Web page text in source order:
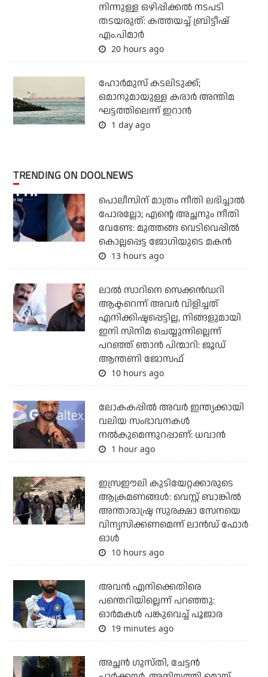
നിന്നുള്ള ഒഴിപ്പിക്കല്‍ നടപടി
തടയരുത്: കത്തയച്ച് ബ്രിട്ടീഷ്
എം.പിമാര്‍
20 hours ago
ഹോര്‍മുസ് കടലിടുക്ക്;
ഒമാനുമായുള്ള കരാര്‍ അന്തിമ
ഘട്ടത്തിലെന്ന് ഇറാന്‍
1 day ago
TRENDING ON DOOLNEWS
പൊലീസിന് മാത്രം നീതി ലഭിച്ചാല്‍
പോരല്ലോ; എന്റെ അച്ഛനും നീതി
വേണ്ടേ: മുത്തങ്ങ വെടിവെപ്പില്‍
കൊല്ലപ്പെട്ട ജോഗിയുടെ മകന്‍
13 hours ago
ലാല്‍ സാറിനെ സെക്കന്‍ഡറി
ആക്ടറെന്ന് അവര്‍ വിളിച്ചത്
എനിക്കിഷ്ടപ്പെട്ടില്ല, നിങ്ങളുമായി
ഇനി സിനിമ ചെയ്യുന്നില്ലെന്ന്
പറഞ്ഞ് ഞാന്‍ പിന്മാറി: ജൂഡ്
ആന്തണി ജോസഫ്
10 hours ago
ലോകകപ്പിൽ അവര്‍ ഇന്ത്യക്കായി
വലിയ സംഭാവനകള്‍
നല്‍കുമെന്നുറപ്പാണ്: ധവാന്‍
1 hour ago
ഇസ്രഈലി കുടിയേറ്റക്കാരുടെ
ആക്രമണങ്ങള്‍: വെസ്റ്റ് ബാങ്കില്‍
അന്താരാഷ്ട്ര സുരക്ഷാ സേനയെ
വിന്യസിക്കണമെന്ന് ലാന്‍ഡ് ഫോര്‍
ഓള്‍
10 hours ago
അവന്‍ എനിക്കെതിരെ
പന്തെറിയില്ലെന്ന് പറഞ്ഞു:
ഓര്‍മകള്‍ പങ്കുവെച്ച് പൂജാര
19 minutes ago
അച്ഛന്‍ ഗുസ്തി, ചേട്ടന്‍